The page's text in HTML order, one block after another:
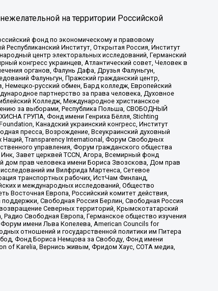
на территории Российской
фонд по экономическому и правовому
Институт, Открытая Россия, Институт
центр электоральных исследований, Германский
конгресс украинцев, Атлантический совет, Человек в
органов, Фалунь Дафа, Друзья Фалуньгун,
Фалуньгун, Пражский гражданский центр,
русский обмен, Бард колледж, Европейский
партнерство за права человека, Духовное
Колледж, Международное христианское
за выборами, Республика Польша, СВОБОДНЫЙ
ГРУПА, Фонд имени Генриха Бёлля, Stichting
Канадский украинский конгресс, Институт
пресса, Возрождение, Всеукраинский духовный
Transparеncy International, Форум Свободных
управления, Форум гражданского общества
Завет церквей TCCN, Агора, Всемирный фонд
дом прав человека имени Бориса Звозскова, Дом прав
им Вилфрида Мартенса, Сетевое
транспортных рабочих, ИстЧам Финланд,
и международных исследований, Общество
Восточная Европа, Российский комитет действия,
Свободная Россия Берлин, Свободная Россия
Северных территорий, Крымскотатарский
Радио Свободная Европа, Германское общество изучения
имени Льва Копелева, American Councils for
отношений и государственной политики им Питера
Фонд Бориса Немцова за Свободу, Фонд имени
of Karelia, Вернись живым, Фридом Хаус, СОТА медиа,